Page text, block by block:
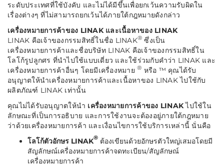
ระดับประเทศที่ใช้บังคับ และไม่ได้มีขึ้นเพื่อยกเว้นความรับผิดใน
เรื่องต่างๆ ที่ไม่สามารถยกเว้นได้ภายใต้กฎหมายดังกล่าว
เครื่องหมายการค้าของ LINAK และเนื้อหาของ LINAK
LINAK คือเจ้าของกรรมสิทธิ์ในชื่อ LINAK® ซึ่งเป็น
เครื่องหมายการค้าและชื่อบริษัท LINAK คือเจ้าของกรรมสิทธิ์ใน
โลโก้รูปลูกศร ที่นำไปใช้แบบเดี่ยว และใช้ร่วมกับคำว่า LINAK และ
เครื่องหมายการค้าอื่นๆ โดยมีเครื่องหมาย ® หรือ ™ คุณได้รับ
อนุญาตให้นำเครื่องหมายการค้าและเนื้อหาของ LINAK ไปใช้กับ
ผลิตภัณฑ์ LINAK เท่านั้น
คุณไม่ได้รับอนุญาตให้นำ เครื่องหมายการค้าของ LINAKไปใช้ใน
ลักษณะที่เป็นการอธิบาย และการใช้งานจะต้องอยู่ภายใต้กฎหมาย
ว่าด้วยเครื่องหมายการค้า และเงื่อนไขการใช้บริการเหล่านี้ นั่นคือ
โลโก้ตัวอักษร LINAK® ต้องเขียนด้วยอักษรตัวใหญ่เสมอโดยมี
สัญลักษณ์เครื่องหมายการค้าจดทะเบียน/สัญลักษณ์
เครื่องหมายการค้า